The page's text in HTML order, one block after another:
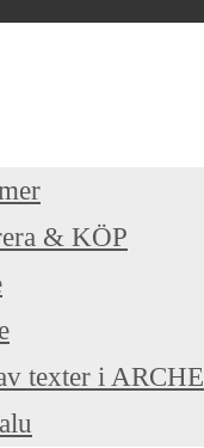
& KÖP
texter i ARCHE